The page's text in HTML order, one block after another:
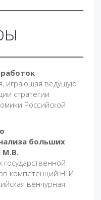
–
играющая ведущую
стратегии
Российской
больших
М.В.
государственной
компетенций НТИ.
венчурная